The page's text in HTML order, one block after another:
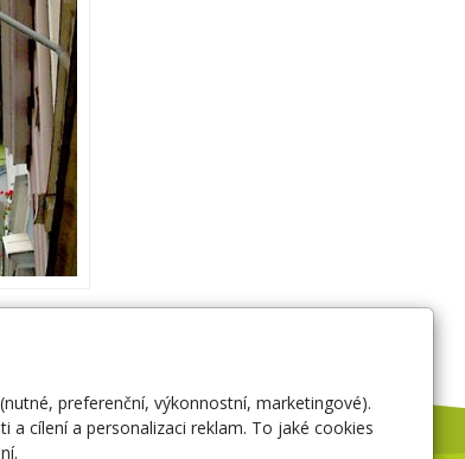
preferenční, výkonnostní, marketingové).
cílení a personalizaci reklam. To jaké cookies